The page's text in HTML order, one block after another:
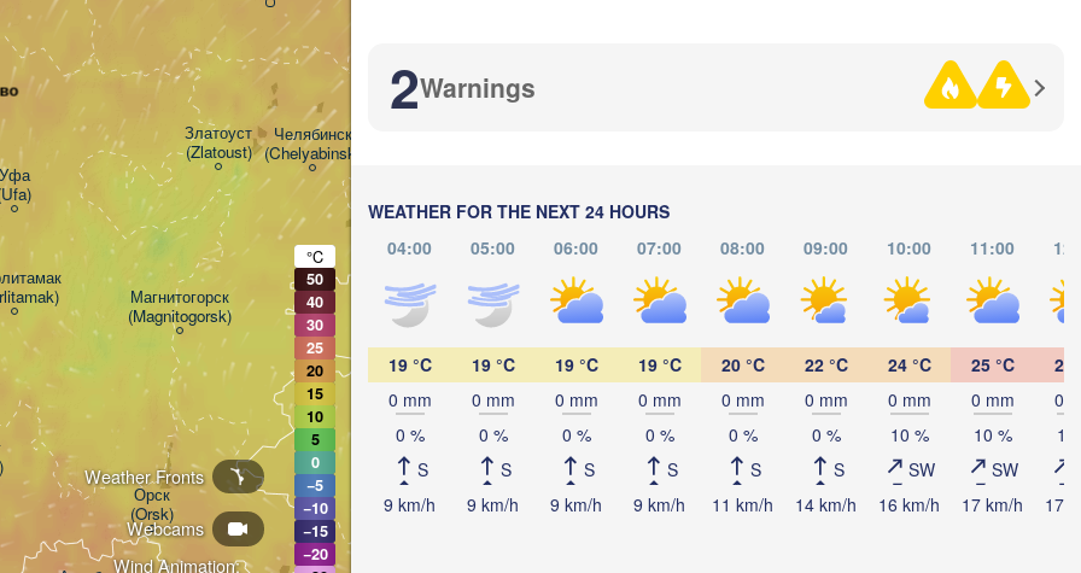
2Warnings
WEATHER FOR THE NEXT 24 HOURS
04:00
05:00 06:00 07:00 08:00 09:00 10:00 11:00
19 °C
0 mm
0 %
S
9 km/h
19 °C
0 mm
0 %
S
9 km/h
19 °C
0 mm
0 %
S
9 km/h
19 °C
0 mm
0 %
S
9 km/h
20 °C
0 mm
0 %
S
11 km/h
22 °C
0 mm
0 %
S
14 km/h
24 °C
0 mm
10 %
SW
16 km/h
25 °C
0 mm
10 %
SW
17 km/h
27
0
10
17
Wind Animation:
Webcams
Weather Fronts
Уфа
Челябинск
(Chelyabinsk)
Орск
(Orsk)
Қостанай
(Kostanay)
Златоуст
(Zlatoust)
Магнитогорск
(Magnitogorsk)
Курган
Астана
Көкшетау
(Kökşetaw)
H
°C
50
40
30
25
20
15
10
5
0
−5
−10
−15
−20